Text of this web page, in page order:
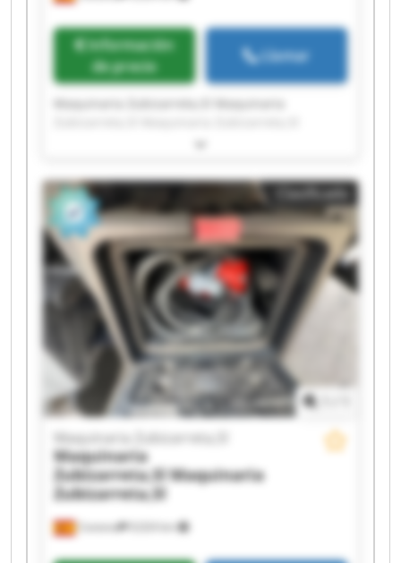
Información
de precio
Llamar
Maquinaria Zubizarreta,Sl Maquinaria
Maquinaria Zubizarreta,Sl Maquinaria
Zubizarreta,Sl Maquinaria Zubizarreta,Sl
Maquinaria Zubizarreta,Sl Maquinaria
Zubizarreta,Sl Maquinaria Zubizarreta,Sl
Maquinaria Zubizarreta,Sl Maquinaria
Zubizarreta,Sl Maquinaria Zubizarreta,Sl
Maquinaria Zubizarreta,Sl Maquinaria
Zubizarreta,Sl Maquinaria Zubizarreta,Sl
Maquinaria Zubizarreta,Sl Maquinaria
Zubizarreta,Sl
Cestona 9,024 km
Maquinaria Zubizarreta,Sl
Maquinaria
Zubizarreta,SlMaquinaria
Zubizarreta,Sl